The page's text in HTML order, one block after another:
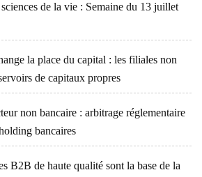
de la vie : Semaine du 13 juillet
la place du capital : les filiales non
de capitaux propres
non bancaire : arbitrage réglementaire
bancaires
B2B de haute qualité sont la base de la